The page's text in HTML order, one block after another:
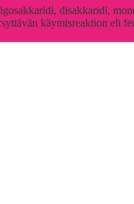
disakkaridi,
käymisreaktion eli